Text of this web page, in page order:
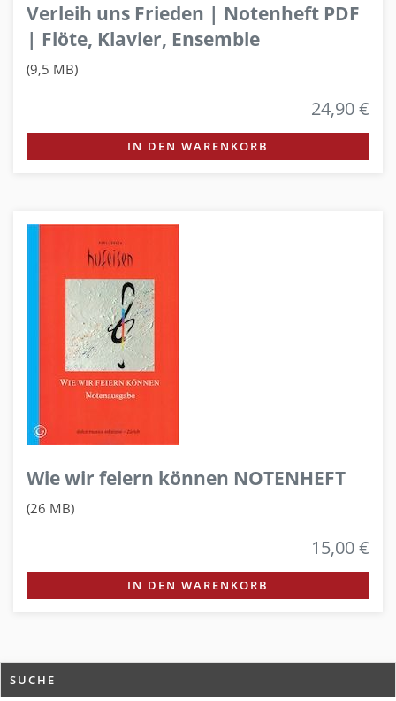
Verleih uns Frieden | Notenheft PDF
| Flöte, Klavier, Ensemble
(9,5 MB)
24,90 €
IN DEN WARENKORB
Wie wir feiern können NOTENHEFT
(26 MB)
15,00 €
IN DEN WARENKORB
SUCHE